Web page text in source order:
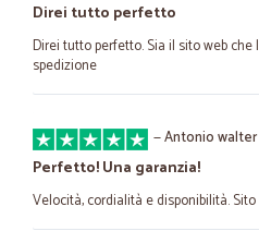
Direi tutto perfetto
Direi tutto perfetto. Sia il sito web
spedizione
—Antonio walter
Perfetto! Una garanzia!
Velocità, cordialità e disponibilità.